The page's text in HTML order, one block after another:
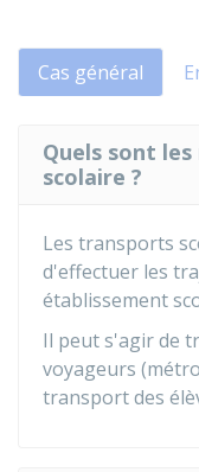
Cas général
Quels sont
scolaire ?
Les transports
d'effectuer les
établissement
Il peut s'agir de
voyageurs
transport des